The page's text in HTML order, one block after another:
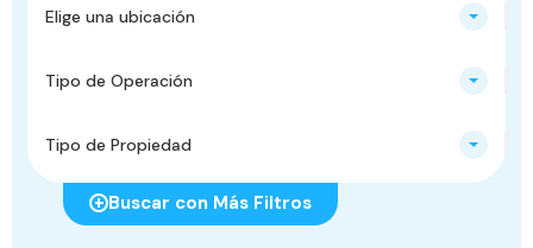
Elige una ubicación
Tipo de Operación
Tipo de Propiedad
Buscar con Más Filtros